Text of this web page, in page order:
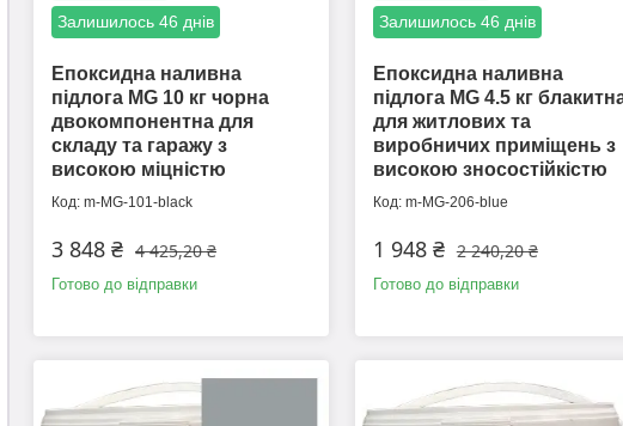
Залишилось 46 днів
Епоксидна наливна
підлога MG 10 кг чорна
двокомпонентна для
складу та гаражу з
високою міцністю
m-MG-101-black
4 425,20 ₴
3 848 ₴
Готово до відправки
Залишилось 46 днів
Епоксидна наливна
підлога MG 4.5 кг
для житлових та
виробничих приміщень з
високою зносостійкістю
m-MG-206-blue
2 240,20 ₴
1 948 ₴
Готово до відправки